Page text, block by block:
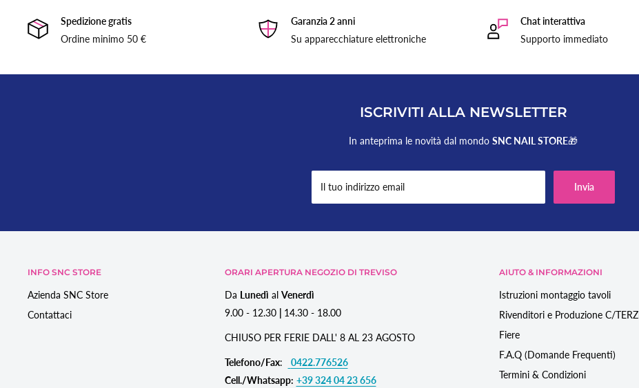
Spedizione gratis
Ordine minimo 50 €
Garanzia 2 anni
Su apparecchiature elettroniche
Chat interattiva
Supporto immediato
ISCRIVITI ALLA NEWSLETTER
In anteprima le novità dal mondo SNC NAIL STORE🎁
Il tuo indirizzo email Invia
INFO SNC STORE
Azienda SNC Store
Contattaci
ORARI APERTURA NEGOZIO DI TREVISO
Da Lunedì al Venerdì
9.00 - 12.30
14.30 - 18.00
CHIUSO PER FERIE DALL' 8 AL 23 AGOSTO
Telefono/Fax:
0422.776526
Cell./Whatsapp: +39 324 04 23 656
AIUTO & INFORMAZIONI
Istruzioni montaggio tavoli
Rivenditori e Produzione C/TERZI
Fiere
F.A.Q (Domande Frequenti)
Termini & Condizioni